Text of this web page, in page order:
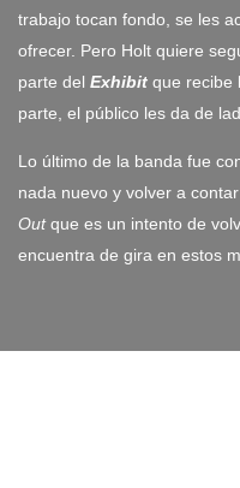
trabajo tocan fondo, se les
ofrecer. Pero Holt quiere
parte del Exhibit que recibe
parte, el público les da de
Lo último de la banda fue
nada nuevo y volver a
Outque es un intento de
encuentra de gira en estos